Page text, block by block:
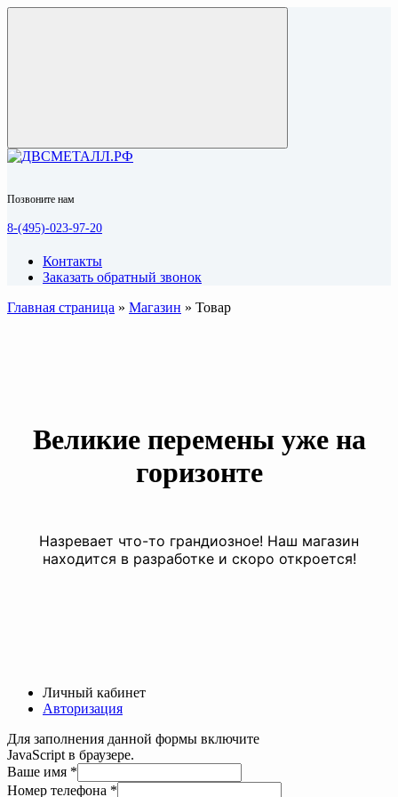
Позвоните нам
8-(495)-023-97-20
Контакты
Заказать обратный звонок
Главная страница » Магазин » Товар
Великие перемены уже на
горизонте
Назревает что-то грандиозное! Наш магазин
находится в разработке и скоро откроется!
Личный кабинет
Авторизация
Для заполнения данной формы включите
JavaScript в браузере.
Ваше имя *
Номер телефона *